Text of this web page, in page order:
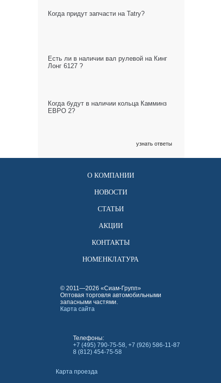
Когда придут запчасти на Tatry?
Есть ли в наличии вал рулевой на Кинг
Лонг 6127 ?
Когда будут в наличии кольца Камминз
ЕВРО 2?
узнать ответы
О КОМПАНИИ
НОВОСТИ
СТАТЬИ
АКЦИИ
КОНТАКТЫ
НОМЕНКЛАТУРА
© 2011—2026 «Сиам-Групп»
Оптовая торговля автомобильными
запасными частями.
Карта сайта
Телефоны:
+7 (495) 790-75-58, +7 (926) 586-11-87
8 (812) 454-75-58
Карта проезда